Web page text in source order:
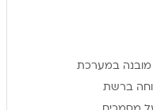
ברשת